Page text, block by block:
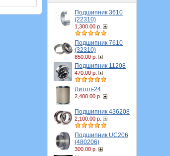
Подшипник 3610
(22310)
1,300.00 р.
Подшипник 7610
(32310)
850.00 р.
Подшипник 11208
470.00 р.
Литол-24
2,400.00 р.
Подшипник 436208
2,100.00 р.
Подшипник UC206
(480206)
300.00 р.